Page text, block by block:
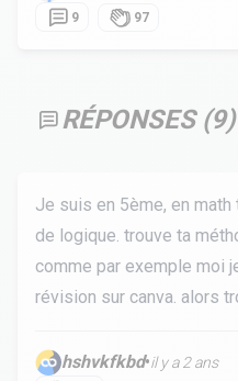
9 97
RÉPONSES (9)
Je suis en 5ème, en
de logique. trouve ta
comme par exemple moi
révision sur canva. alors
hshvkfkbd•il y a 2 ans